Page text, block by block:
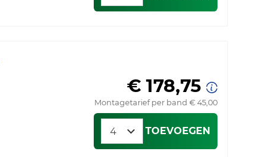
€ 178,75
Montagetarief per band € 45,00
TOEVOEGEN